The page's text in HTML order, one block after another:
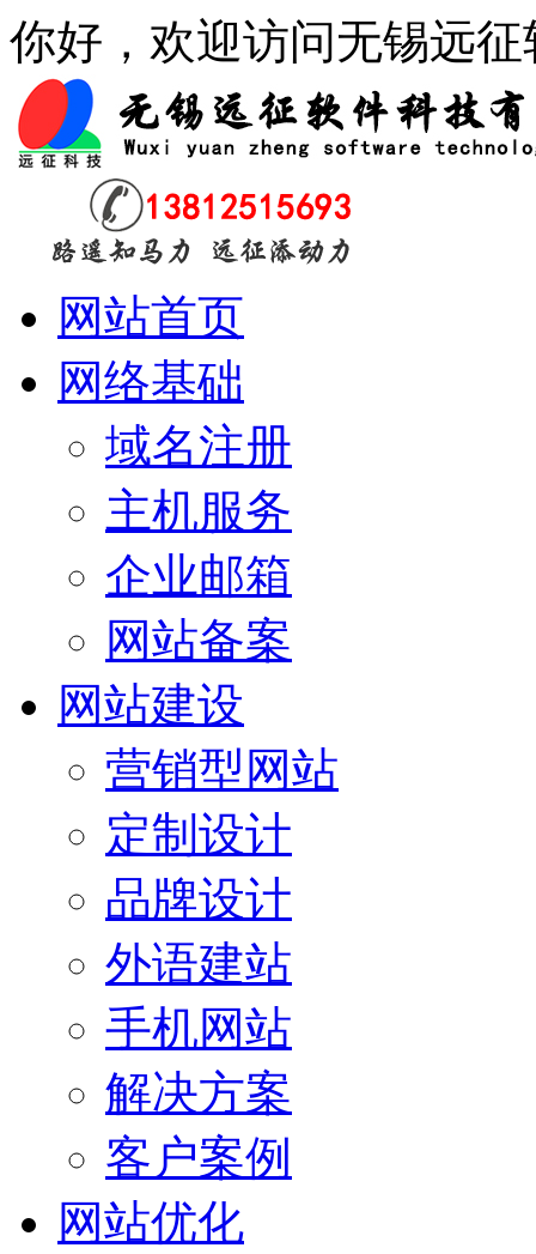
你好，欢迎访问无锡远
网站首页
网络基础
域名注册
主机服务
企业邮箱
网站备案
网站建设
营销型网站
定制设计
品牌设计
外语建站
手机网站
解决方案
客户案例
网站优化